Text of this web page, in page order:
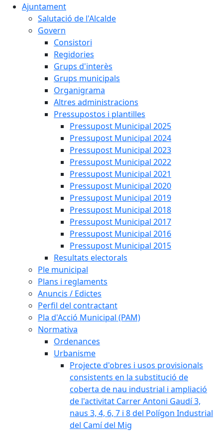
Ajuntament
Salutació de l'Alcalde
Govern
Consistori
Regidories
Grups d'interès
Grups municipals
Organigrama
Altres administracions
Pressupostos i plantilles
Pressupost Municipal 2025
Pressupost Municipal 2024
Pressupost Municipal 2023
Pressupost Municipal 2022
Pressupost Municipal 2021
Pressupost Municipal 2020
Pressupost Municipal 2019
Pressupost Municipal 2018
Pressupost Municipal 2017
Pressupost Municipal 2016
Pressupost Municipal 2015
Resultats electorals
Ple municipal
Plans i reglaments
Anuncis / Edictes
Perfil del contractant
Pla d'Acció Municipal (PAM)
Normativa
Ordenances
Urbanisme
Projecte d'obres i usos provisionals
consistents en la substitució de
coberta de nau industrial i ampliació
de l'activitat Carrer Antoni Gaudí 3,
naus 3, 4, 6, 7 i 8 del Polígon Industrial
del Camí del Mig